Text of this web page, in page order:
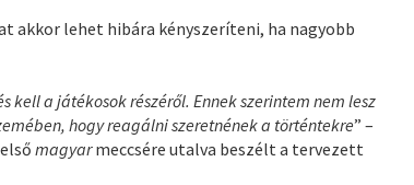
akkor lehet hibára kényszeríteni, ha nagyobb
a játékosok részéről. Ennek szerintem nem lesz
hogy reagálni szeretnének a történtekre” –
elsőmagyarmeccsére utalva beszélt a tervezett